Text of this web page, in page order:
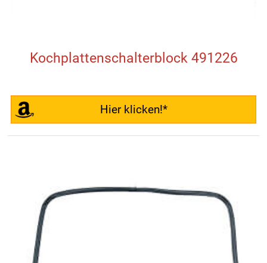
Kochplattenschalterblock 491226
Hier klicken!*